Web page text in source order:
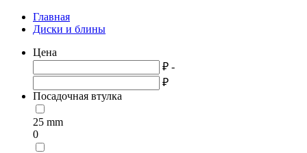
Главная
Диски и блины
Цена
₽ -
₽
Посадочная втулка
25 mm
0